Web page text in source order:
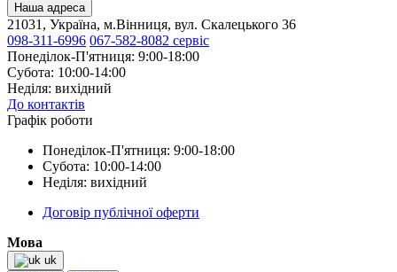
Наша адреса
21031, Україна, м.Вінниця, вул. Скалецького 36
098-311-6996 067-582-8082 сервіс
Понеділок-П'ятниця: 9:00-18:00
Субота: 10:00-14:00
Неділя: вихідний
До контактів
Графік роботи
Понеділок-П'ятниця: 9:00-18:00
Субота: 10:00-14:00
Неділя: вихідний
Договір публічної оферти
Мова
uk